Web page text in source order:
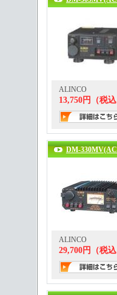
ALINCO
13,750円（税
DM-
ALINCO
29,700円（税